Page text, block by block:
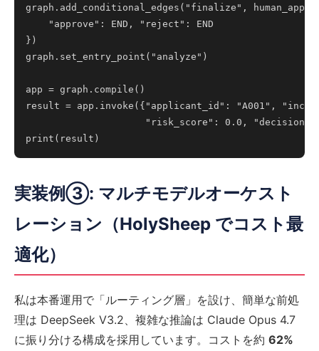
graph.add_conditional_edges("finalize",
    "approve": END, "reject": END
})
graph.set_entry_point("analyze")
app = graph.compile()
result = app.invoke({"applicant_id": "A001",
"risk_score": 0.0,
実装例③: マルチモデルオーケスト
レーション（HolySheep でコスト最
適化）
私は本番運用で「ルーティング層」を設け、簡単な前処
理は DeepSeek V3.2、複雑な推論は Claude Opus 4.7
に振り分ける構成を採用しています。コストを約 62%